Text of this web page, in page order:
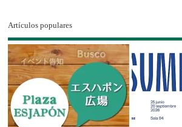
Artículos populares